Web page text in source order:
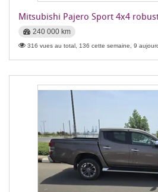
Mitsubishi Pajero Sport 4x4
240 000 km
316 vues au total, 136 cette semaine, 9